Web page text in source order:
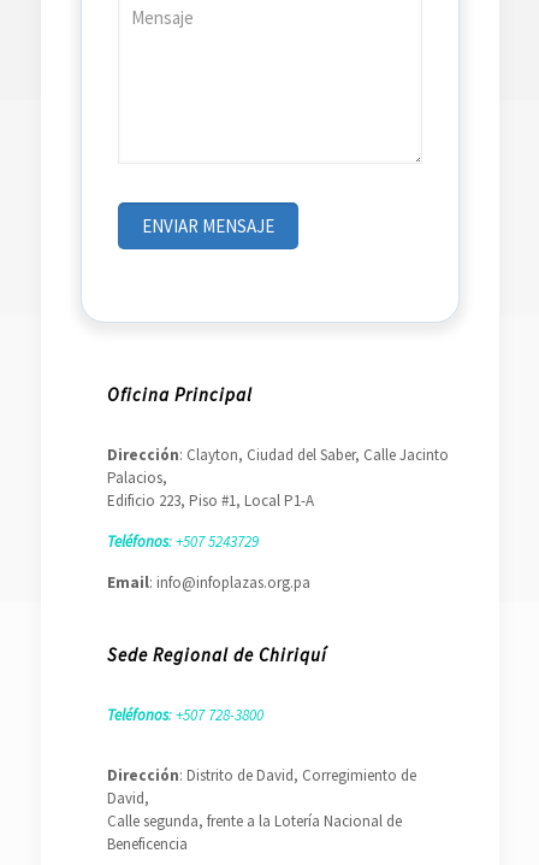
Oficina Principal
Dirección: Clayton, Ciudad del Saber, Calle Jacinto
Palacios,
Edificio 223, Piso #1, Local P1-A
Teléfonos: +507 5243729
Email: info@infoplazas.org.pa
Sede Regional de Chiriquí
Teléfonos: +507 728-3800
Dirección: Distrito de David, Corregimiento de
David,
Calle segunda, frente a la Lotería Nacional de
Beneficencia